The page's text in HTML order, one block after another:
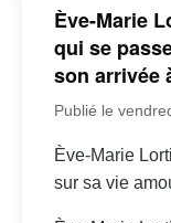
Ève-Marie
qui se
son arrivée
Publié le
Ève-Marie
sur sa vie